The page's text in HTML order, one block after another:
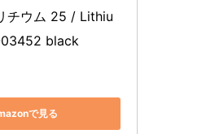
チウム 25 / Lithiu
black
で見る